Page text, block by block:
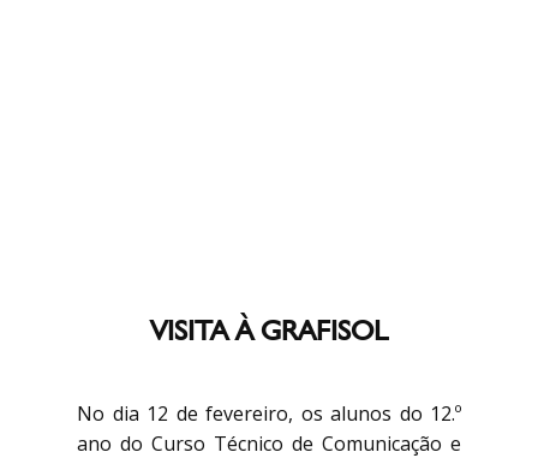
VISITA À GRAFISOL
No dia 12 de fevereiro, os alunos do 12.º
ano do Curso Técnico de Comunicação e